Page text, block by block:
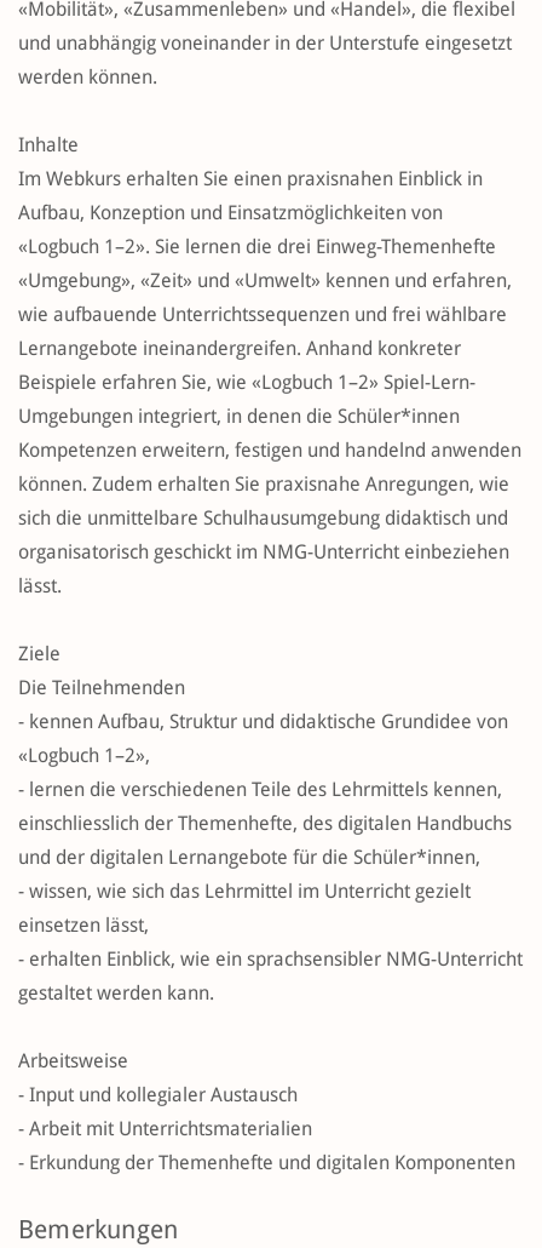
«Mobilität», «Zusammenleben» und «Handel», die flexibel
und unabhängig voneinander in der Unterstufe eingesetzt
werden können.
Inhalte
Im Webkurs erhalten Sie einen praxisnahen Einblick in
Aufbau, Konzeption und Einsatzmöglichkeiten von
«Logbuch 1–2». Sie lernen die drei Einweg-Themenhefte
«Umgebung», «Zeit» und «Umwelt» kennen und erfahren,
wie aufbauende Unterrichtssequenzen und frei wählbare
Lernangebote ineinandergreifen. Anhand konkreter
Beispiele erfahren Sie, wie «Logbuch 1–2» Spiel-Lern-
Umgebungen integriert, in denen die Schüler*innen
Kompetenzen erweitern, festigen und handelnd anwenden
können. Zudem erhalten Sie praxisnahe Anregungen, wie
sich die unmittelbare Schulhausumgebung didaktisch und
organisatorisch geschickt im NMG-Unterricht einbeziehen
lässt.
Ziele
Die Teilnehmenden
- kennen Aufbau, Struktur und didaktische Grundidee von
«Logbuch 1–2»,
- lernen die verschiedenen Teile des Lehrmittels kennen,
einschliesslich der Themenhefte, des digitalen Handbuchs
und der digitalen Lernangebote für die Schüler*innen,
- wissen, wie sich das Lehrmittel im Unterricht gezielt
einsetzen lässt,
- erhalten Einblick, wie ein sprachsensibler NMG-Unterricht
gestaltet werden kann.
Arbeitsweise
- Input und kollegialer Austausch
- Arbeit mit Unterrichtsmaterialien
- Erkundung der Themenhefte und digitalen Komponenten
Bemerkungen